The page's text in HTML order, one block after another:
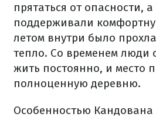
прятаться от опасности,
поддерживали
летом внутри было
тепло. Со временем люди
жить постоянно, и место
полноценную деревню.
Особенностью Кандована